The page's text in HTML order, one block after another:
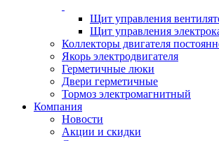
Щит управления
Щит управления
Коллекторы двигателя
Якорь электродвигателя
Герметичные люки
Двери герметичные
Тормоз электромагнитный
Компания
Новости
Акции и скидки